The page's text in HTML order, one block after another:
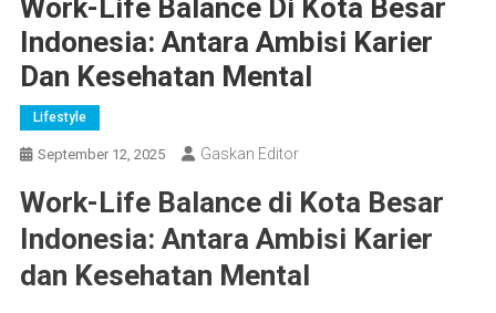
Work-Life Balance Di Kota Besar
Indonesia: Antara Ambisi Karier
Dan Kesehatan Mental
Lifestyle
September 12, 2025 Gaskan Editor
Work-Life Balance di Kota Besar
Indonesia: Antara Ambisi Karier
dan Kesehatan Mental